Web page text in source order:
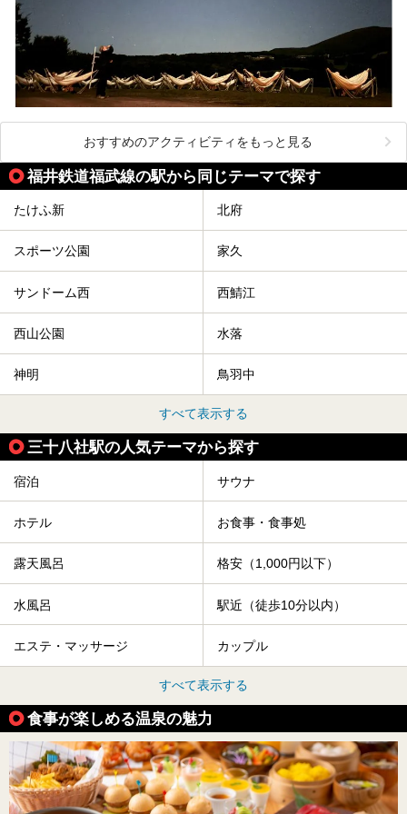
おすすめのアクティビティをもっと見る
福井鉄道福武線の駅から同じテーマで探す
たけふ新 北府
スポーツ公園 家久
サンドーム西 西鯖江
西山公園 水落
神明 鳥羽中
すべて表示する
三十八社駅の人気テーマから探す
宿泊 サウナ
ホテル お食事・食事処
露天風呂 格安（1,000円以下）
水風呂 駅近（徒歩10分以内）
エステ・マッサージ カップル
すべて表示する
食事が楽しめる温泉の魅力